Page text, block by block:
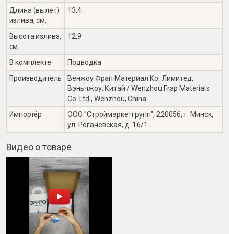
Длина (вылет)
излива, см.
13,4
Высота излива,
см.
12,9
В комплекте
Подводка
Производитель
Венжоу Фрап Материал Ко. Лимитед,
Вэньчжоу, Китай / Wenzhou Frap Materials
Co. Ltd., Wenzhou, China
Импортёр
ООО "Строймаркетгрупп", 220056, г. Минск,
ул. Рогачевская, д. 16/1
Видео о товаре